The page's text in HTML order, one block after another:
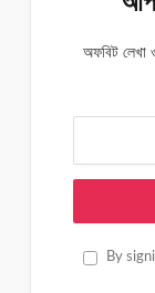
অফবিট লেখা
By